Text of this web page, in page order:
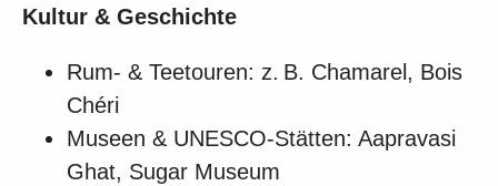
Kultur & Geschichte
Rum- & Teetouren: z. B. Chamarel, Bois
Chéri
Museen & UNESCO-Stätten: Aapravasi
Ghat, Sugar Museum